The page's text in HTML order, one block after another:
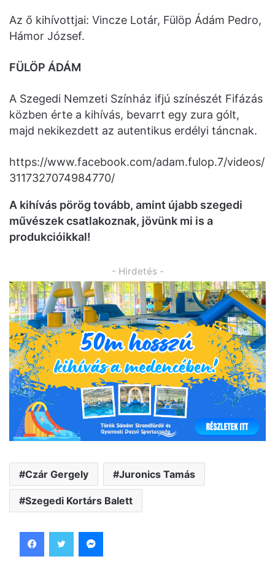
Az ő kihívottjai: Vincze Lotár, Fülöp Ádám Pedro,
Hámor József.
FÜLÖP ÁDÁM
A Szegedi Nemzeti Színház ifjú színészét Fifázás
közben érte a kihívás, bevarrt egy zura gólt,
majd nekikezdett az autentikus erdélyi táncnak.
https://www.facebook.com/adam.fulop.7/videos/
3117327074984770/
A kihívás pörög tovább, amint újabb szegedi
művészek csatlakoznak, jövünk mi is a
produkcióikkal!
- Hirdetés -
Czár Gergely Juronics Tamás
Szegedi Kortárs Balett